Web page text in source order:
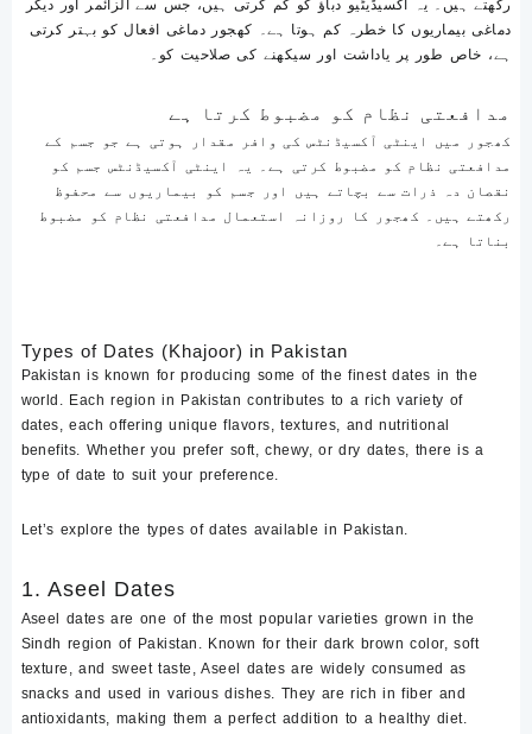
رکھتے ہیں۔ یہ آکسیڈیٹیو دباؤ کو کم کرتی ہیں، جس سے الزائمر اور دیگر
دماغی بیماریوں کا خطرہ کم ہوتا ہے۔ کھجور دماغی افعال کو بہتر کرتی
ہے، خاص طور پر یاداشت اور سیکھنے کی صلاحیت کو۔
مدافعتی نظام کو مضبوط کرتا ہے
مدافعتی نظام کو مضبوط کرتی ہے۔ یہ اینٹی آکسیڈنٹس جسم کو
نقصان دہ ذرات سے بچاتے ہیں اور جسم کو بیماریوں سے محفوظ
رکھتے ہیں۔ کھجور کا روزانہ استعمال مدافعتی نظام کو مضبوط
بناتا ہے۔
Types of Dates (Khajoor) in Pakistan
Pakistan is known for producing some of the finest dates in the
world. Each region in Pakistan contributes to a rich variety of
dates, each offering unique flavors, textures, and nutritional
benefits. Whether you prefer soft, chewy, or dry dates, there is a
type of date to suit your preference.
Let’s explore the types of dates available in Pakistan
1. Aseel Dates
Aseel dates are one of the most popular varieties grown in the
Sindh region of Pakistan. Known for their dark brown color, soft
texture, and sweet taste, Aseel dates are widely consumed as
snacks and used in various dishes. They are rich in fiber and
antioxidants, making them a perfect addition to a healthy diet.